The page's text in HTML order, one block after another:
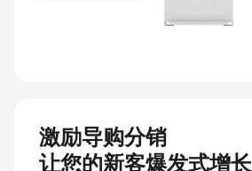
激励导购分销
让您的新客爆发式增长